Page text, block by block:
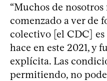
“Muchos de
comenzado a ver de
colectivo [el CDC]
hace en este 2021, y
explícita. Las
permitiendo, no